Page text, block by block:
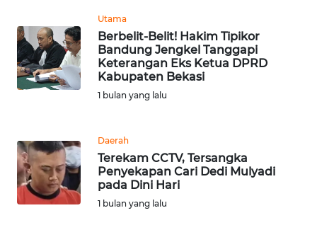
Utama
Berbelit-Belit! Hakim Tipikor
Bandung Jengkel Tanggapi
Keterangan Eks Ketua DPRD
Kabupaten Bekasi
1 bulan yang lalu
Daerah
Terekam CCTV, Tersangka
Penyekapan Cari Dedi Mulyadi
pada Dini Hari
1 bulan yang lalu
WN
CIANJUR
WN
KEPULAUAN
WN
TANGERANG
WN